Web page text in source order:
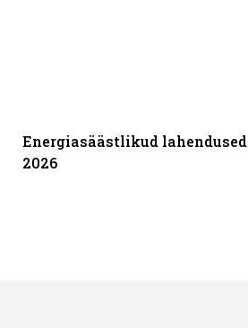
Energiasäästlikud lahendused
2026